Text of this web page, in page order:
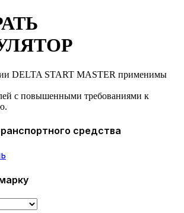
DELTA START MASTER применимы
с повышенными требованиями к
средства